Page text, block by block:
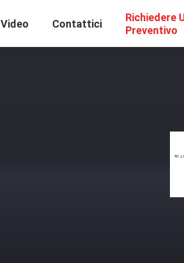
Video Contattici
Richiedere
Preventivo